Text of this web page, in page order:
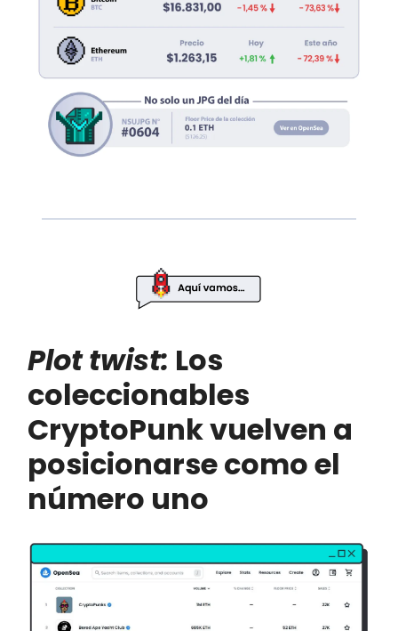
Plot twist: Los
coleccionables
CryptoPunk vuelven a
posicionarse como el
número uno